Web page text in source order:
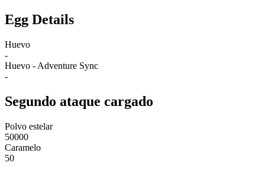
Egg Details
Huevo
-
Huevo - Adventure Sync
-
Segundo ataque cargado
Polvo estelar
50000
Caramelo
50